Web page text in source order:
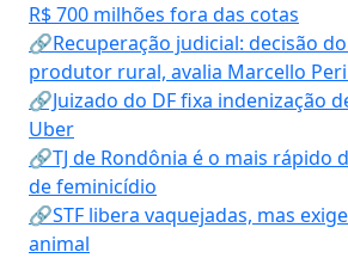
R$ 700 milhões fora das cotas
🔗Recuperação judicial: decisão
produtor rural, avalia Marcello
🔗Juizado do DF fixa indenização
Uber
🔗TJ de Rondônia é o mais rápido
de feminicídio
🔗STF libera vaquejadas, mas
animal